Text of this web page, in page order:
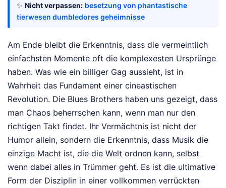
✨ Nicht verpassen: besetzung von phantastische
tierwesen dumbledores geheimnisse
Am Ende bleibt die Erkenntnis, dass die vermeintlich
einfachsten Momente oft die komplexesten Ursprünge
haben. Was wie ein billiger Gag aussieht, ist in
Wahrheit das Fundament einer cineastischen
Revolution. Die Blues Brothers haben uns gezeigt, dass
man Chaos beherrschen kann, wenn man nur den
richtigen Takt findet. Ihr Vermächtnis ist nicht der
Humor allein, sondern die Erkenntnis, dass Musik die
einzige Macht ist, die die Welt ordnen kann, selbst
wenn dabei alles in Trümmer geht. Es ist die ultimative
Form der Disziplin in einer vollkommen verrückten